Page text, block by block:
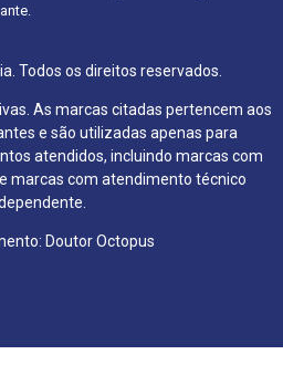
Todos os direitos reservados.
As marcas citadas pertencem aos
e são utilizadas apenas para
atendidos, incluindo marcas com
marcas com atendimento técnico
Doutor Octopus